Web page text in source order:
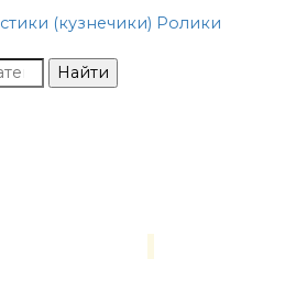
(кузнечики) Ролики
Найти